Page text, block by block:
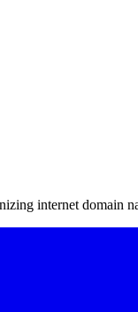
internet domain